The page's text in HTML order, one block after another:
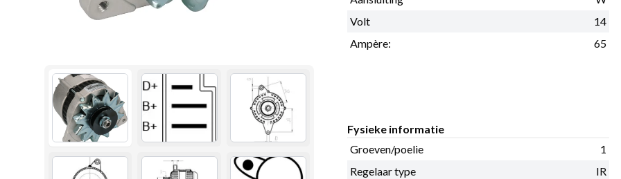
Volt
14
Ampère:
65
Fysieke informatie
Groeven/poelie
1
Regelaar type
IR